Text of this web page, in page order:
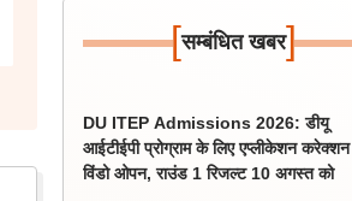
[सम्बंधित खबर]
DU ITEP Admissions 2026: डीयू
आईटीईपी प्रोग्राम के लिए एप्लीकेशन करेक्शन
विंडो ओपन, राउंड 1 रिजल्ट 10 अगस्त को